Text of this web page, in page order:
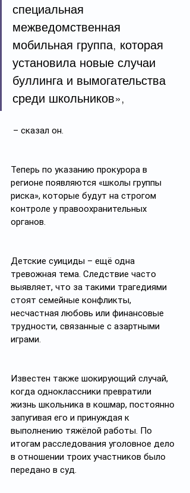
специальная
межведомственная
мобильная группа, которая
установила новые случаи
буллинга и вымогательства
среди школьников»,
– сказал он.
Теперь по указанию прокурора в
регионе появляются «школы группы
риска», которые будут на строгом
контроле у правоохранительных
органов.
Детские суициды – ещё одна
тревожная тема. Следствие часто
выявляет, что за такими трагедиями
стоят семейные конфликты,
несчастная любовь или финансовые
трудности, связанные с азартными
играми.
Известен также шокирующий случай,
когда одноклассники превратили
жизнь школьника в кошмар, постоянно
запугивая его и принуждая к
выполнению тяжёлой работы. По
итогам расследования уголовное дело
в отношении троих участников было
передано в суд.